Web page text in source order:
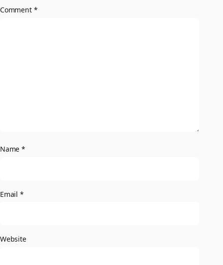
Comment *
Name*
Email *
Website